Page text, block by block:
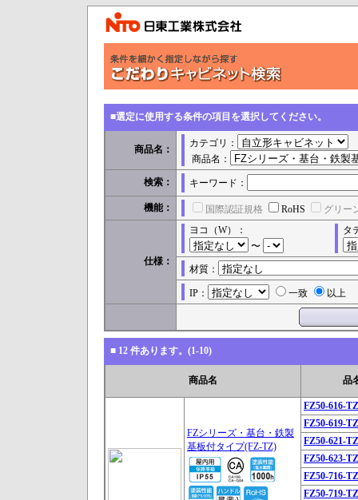
■選定に使用する条件の項目を選択してください。
商品名：
カテゴリ：
商品名：
検索： キーワード：
機能： 国際認証規格 RoHS グリー
仕様：
ヨコ（W）：
〜
タ
材質：
IP： 一致 以上
■ 12 件あります。(1-10)
商品名 品
FZシリーズ・基台・鉄製
基板付タイプ(FZ-TZ)
FZ50-616-TZ
FZ50-619-TZ
FZ50-621-TZ
FZ50-623-TZ
FZ50-716-TZ
FZ50-719-TZ